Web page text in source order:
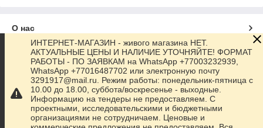
О нас
Контакты
Доставка и оплата
Полная версия сайта
ИНТЕРНЕТ-МАГАЗИН - живого магазина НЕТ.
АКТУАЛЬНЫЕ ЦЕНЫ И НАЛИЧИЕ УТОЧНЯЙТЕ! ФОРМАТ
РАБОТЫ - ПО ЗАЯВКАМ на WhatsApp +77003232939,
WhatsApp +77016487702 или электронную почту
3291917@mail.ru. Режим работы: понедельник-пятница с
10.00 до 18.00, суббота/воскресенье - выходные.
Информацию на тендеры не предоставляем. С
проектными, исследовательскими и бюджетными
организациями не сотрудничаем. Ценовые и